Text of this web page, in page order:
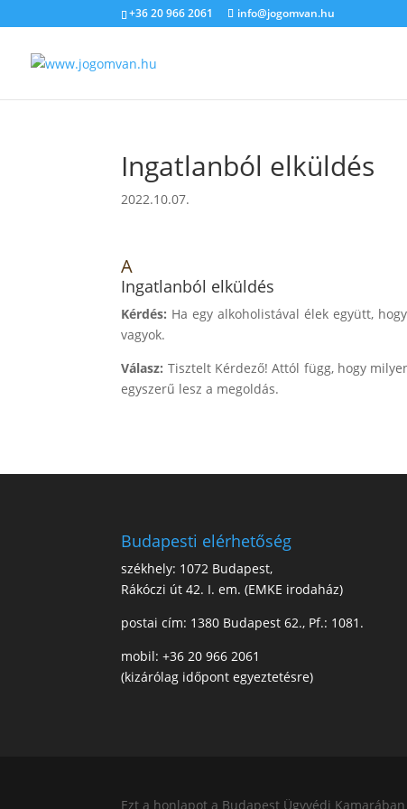
+36 20 966 2061 info@jogomvan.hu
Ingatlanból elküldés
2022.10.07.
A
Ingatlanból elküldés
Kérdés: Ha egy alkoholistával élek együtt,
vagyok.
Válasz: Tisztelt Kérdező! Attól függ, hogy
egyszerű lesz a megoldás.
Budapesti elérhetőség
székhely: 1072 Budapest,
Rákóczi út 42. I. em. (EMKE irodaház)
postai cím: 1380 Budapest 62., Pf.: 1081.
mobil: +36 20 966 2061
(kizárólag időpont egyeztetésre)
Ezt a honlapot a Budapest Ügyvédi